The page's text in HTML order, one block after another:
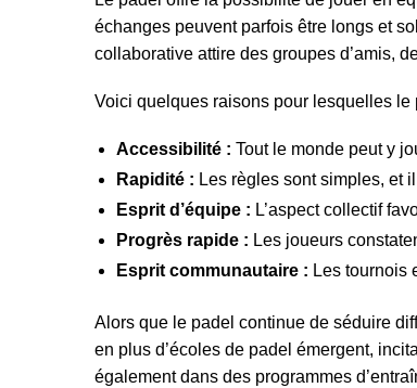
échanges peuvent parfois être longs et
collaborative attire des groupes d’amis,
Voici quelques raisons pour lesquelles le
Accessibilité : Tout le monde peut y
Rapidité : Les règles sont simples, et
Esprit d’équipe : L’aspect collectif
Progrès rapide : Les joueurs
Esprit communautaire : Les tournois
Alors que le padel continue de séduire
en plus d’écoles de padel émergent,
également dans des programmes